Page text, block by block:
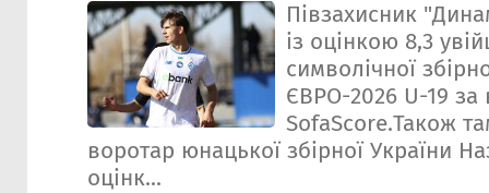
Півзахисник
із оцінкою 8,3
символічної
ЄВРО-2026 U-19 за
SofaScore.Також
воротар юнацької збірної України
оцінк...